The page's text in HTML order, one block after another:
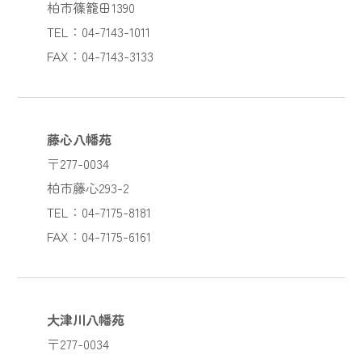
柏市篠籠田1390
TEL：04-7143-1011
FAX：04-7143-3133
藤心八幡苑
〒277-0034
柏市藤心293-2
TEL：04-7175-8181
FAX：04-7175-6161
大津川八幡苑
〒277-0034